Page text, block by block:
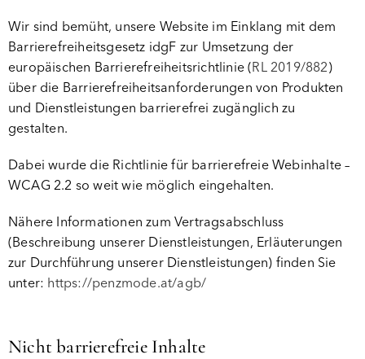
Wir sind bemüht, unsere Website im Einklang mit dem
Barrierefreiheitsgesetz idgF zur Umsetzung der
europäischen Barrierefreiheitsrichtlinie (RL 2019/882)
über die Barrierefreiheitsanforderungen von Produkten
und Dienstleistungen barrierefrei zugänglich zu
gestalten.
Dabei wurde die Richtlinie für barrierefreie Webinhalte –
WCAG 2.2 so weit wie möglich eingehalten.
Nähere Informationen zum Vertragsabschluss
(Beschreibung unserer Dienstleistungen, Erläuterungen
zur Durchführung unserer Dienstleistungen) finden Sie
unter: https://penzmode.at/agb/
Nicht barrierefreie Inhalte